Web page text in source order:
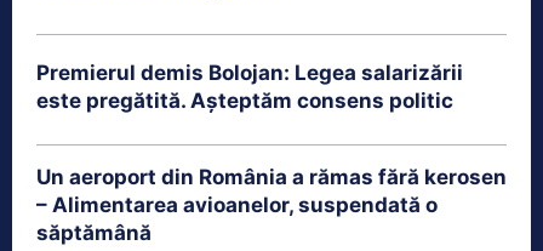
Premierul demis Bolojan: Legea salarizării
este pregătită. Așteptăm consens politic
Un aeroport din România a rămas fără kerosen
– Alimentarea avioanelor, suspendată o
săptămână